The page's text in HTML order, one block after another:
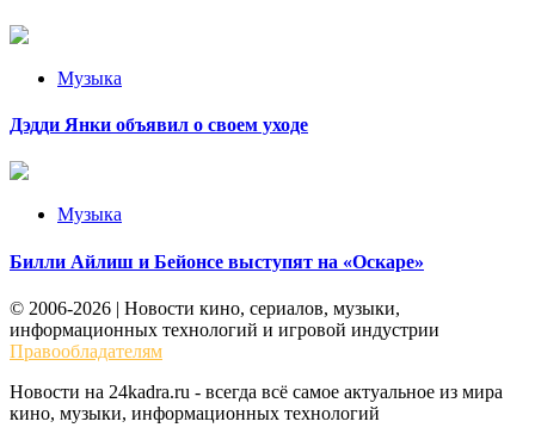
Музыка
Дэдди Янки объявил о своем уходе
Музыка
Билли Айлиш и Бейонсе выступят на «Оскаре»
© 2006-2026 | Новости кино, сериалов, музыки,
информационных технологий и игровой индустрии
Правообладателям
Новости на 24kadra.ru - всегда всё самое актуальное из мира
кино, музыки, информационных технологий